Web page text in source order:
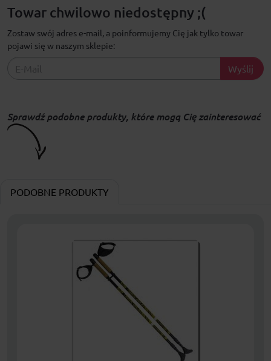
Towar chwilowo niedostępny ;(
Zostaw swój adres e-mail, a poinformujemy Cię jak tylko towar
pojawi się w naszym sklepie:
Wyślij
Sprawdź podobne produkty, które mogą Cię zainteresować
PODOBNE PRODUKTY